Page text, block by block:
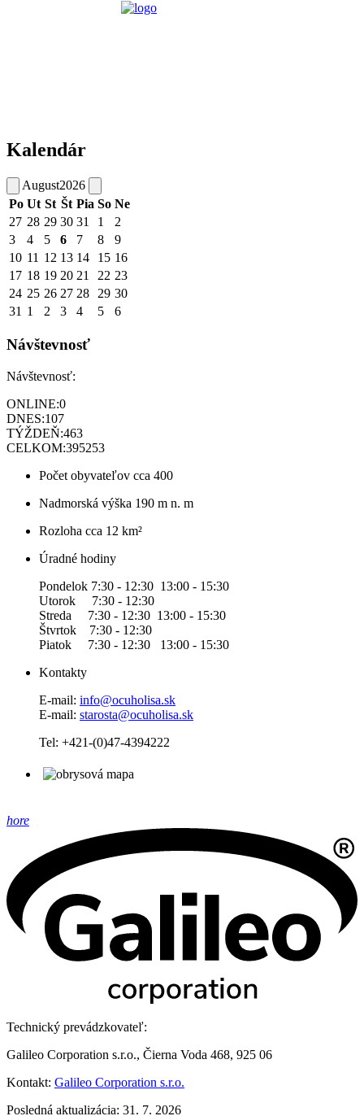
Kalendár
August2026
Po Ut St Št Pia So Ne
27 28 29 30 31 1
2
3
4 5 6 7 8
9
10 11 12 13 14 15 16
17 18 19 20 21 22 23
24 25 26 27 28 29 30
31 1 2 3 4 5 6
Návštevnosť
Návštevnosť:
ONLINE:0
DNES:107
TÝŽDEŇ:463
CELKOM:395253
Počet obyvateľov cca 400
Nadmorská výška 190 m n. m
Rozloha cca 12 km²
Úradné hodiny
Pondelok 7:30 - 12:30 13:00 - 15:30
Utorok 7:30 - 12:30
Streda 7:30 - 12:30 13:00 - 15:30
Štvrtok 7:30 - 12:30
Piatok 7:30 - 12:30 13:00 - 15:30
Kontakty
E-mail: info@ocuholisa.sk
E-mail: starosta@ocuholisa.sk
Tel: +421-(0)47-4394222
hore
Technický prevádzkovateľ:
Galileo Corporation s.r.o., Čierna Voda 468, 925 06
Kontakt: Galileo Corporation s.r.o.
Posledná aktualizácia: 31. 7. 2026